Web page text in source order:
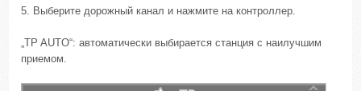
5. Выберите дорожный канал и нажмите на контроллер.
„TP AUTO“: автоматически выбирается станция с наилучшим
приемом.